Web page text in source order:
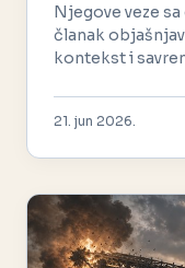
Njegove veze
članak
kontekst i
21. jun 2026.